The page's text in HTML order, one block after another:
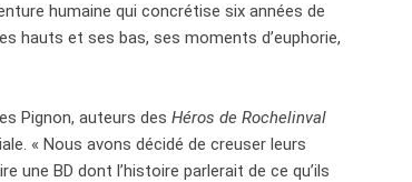
humaine qui concrétise six années de
hauts et ses bas, ses moments d’euphorie,
Pignon, auteurs desHéros de Rochelinval
« Nous avons décidé de creuser leurs
une BD dont l’histoire parlerait de ce qu’ils